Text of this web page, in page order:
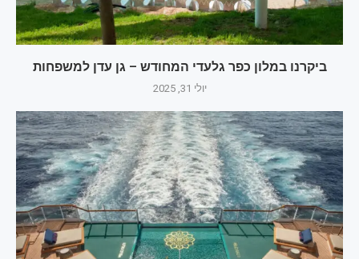
ביקרנו במלון כפר גלעדי המחודש – גן עדן למשפחות
יולי 31, 2025